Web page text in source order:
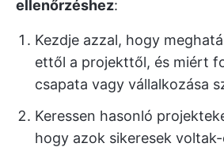
ellenőrzéshez:
Kezdje azzal, hogy
ettől a projekttől, és miért
csapata vagy vállalkozása
Keressen hasonló
hogy azok sikeresek voltak-